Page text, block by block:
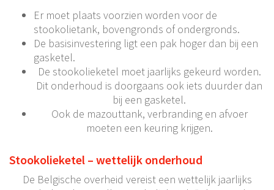
Er moet plaats voorzien worden voor de
stookolietank, bovengronds of ondergronds.
De basisinvestering ligt een pak hoger dan bij een
gasketel.
De stookolieketel moet jaarlijks gekeurd worden.
Dit onderhoud is doorgaans ook iets duurder dan
bij een gasketel.
Ook de mazouttank, verbranding en afvoer
moeten een keuring krijgen.
Stookolieketel – wettelijk onderhoud
De Belgische overheid vereist een wettelijk jaarlijks